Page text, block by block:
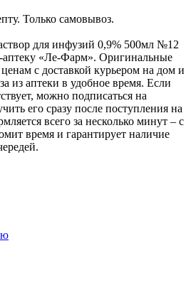
Только самовывоз.
для инфузий 0,9% 500мл №12
аптеку «Ле-Фарм». Оригинальные
с доставкой курьером на дом и
из аптеки в удобное время. Если
можно подписаться на
его сразу после поступления на
всего за несколько минут – с
время и гарантирует наличие